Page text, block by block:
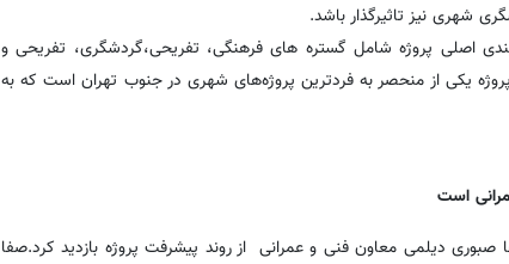
شهری نیز تاثیرگذار باشد.
اصلی پروژه شامل گستره های فرهنگی، تفریحی،گردشگری، تفریحی و
سبز و فضای باز در مناطق ۱۸ و ۱۷ است. این پروژه یکی از منحصر به فردترین پروژه‌های شهری در جنوب تهران است که به
است
صبوری دیلمی معاون فنی و عمرانی از روند پیشرفت پروژه بازدید کرد.صفا